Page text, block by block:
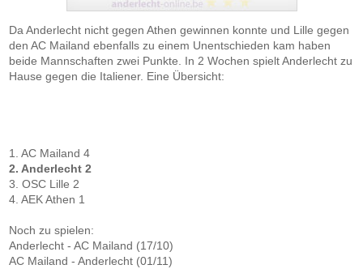
Da Anderlecht nicht gegen Athen gewinnen konnte und Lille gegen
den AC Mailand ebenfalls zu einem Unentschieden kam haben
beide Mannschaften zwei Punkte. In 2 Wochen spielt Anderlecht zu
Hause gegen die Italiener. Eine Übersicht:
1. AC Mailand 4
2. Anderlecht 2
3. OSC Lille 2
4. AEK Athen 1
Noch zu spielen:
Anderlecht - AC Mailand (17/10)
AC Mailand - Anderlecht (01/11)